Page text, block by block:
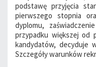
podstawę przyjęcia
pierwszego stopnia
dyplomu,
przypadku większej od
kandydatów, decyduje
Szczegóły warunków